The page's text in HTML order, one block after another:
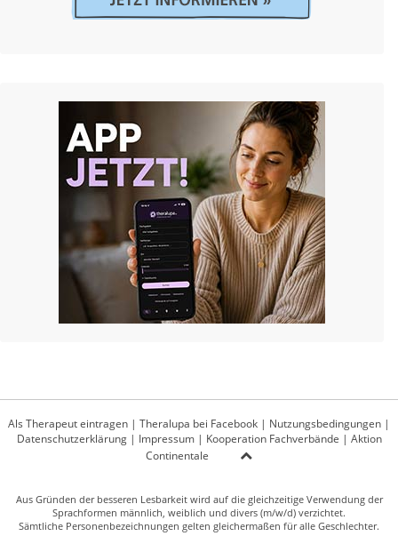
Als Therapeut eintragen | Theralupa bei Facebook | Nutzungsbedingungen |
Datenschutzerklärung| Impressum| Kooperation Fachverbände | Aktion
Continentale
Aus Gründen der besseren Lesbarkeit wird auf die gleichzeitige Verwendung der
Sprachformen männlich, weiblich und divers (m/w/d) verzichtet.
Sämtliche Personenbezeichnungen gelten gleichermaßen für alle Geschlechter.